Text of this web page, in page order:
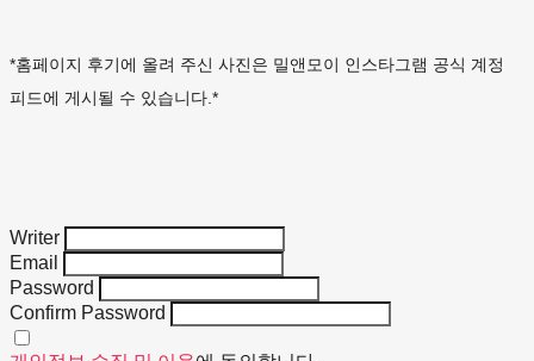
*홈페이지 후기에 올려 주신 사진은 밀앤모이 인스타그램 공식 계정
피드에 게시될 수 있습니다.*
Writer
Email
Password
Confirm Password